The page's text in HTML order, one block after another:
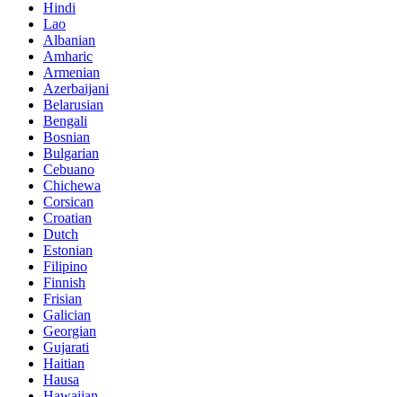
Hindi
Lao
Albanian
Amharic
Armenian
Azerbaijani
Belarusian
Bengali
Bosnian
Bulgarian
Cebuano
Chichewa
Corsican
Croatian
Dutch
Estonian
Filipino
Finnish
Frisian
Galician
Georgian
Gujarati
Haitian
Hausa